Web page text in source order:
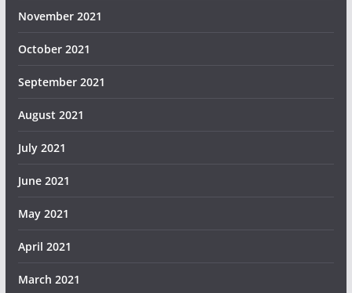
November 2021
October 2021
September 2021
August 2021
July 2021
June 2021
May 2021
April 2021
March 2021